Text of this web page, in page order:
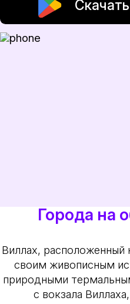
Города на
Виллах, расположенный
своим живописным
природными
с вокзала